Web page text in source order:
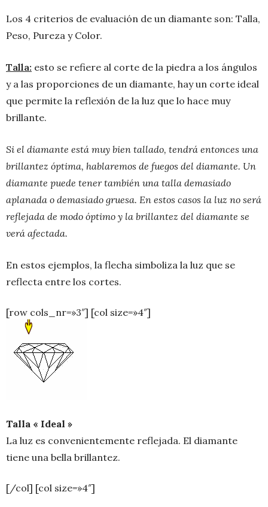
Los 4 criterios de evaluación de un diamante son: Talla,
Peso, Pureza y Color.
Talla: esto se refiere al corte de la piedra a los ángulos
y a las proporciones de un diamante, hay un corte ideal
que permite la reflexión de la luz que lo hace muy
brillante.
Si el diamante está muy bien tallado, tendrá entonces una
brillantez óptima, hablaremos de fuegos del diamante. Un
diamante puede tener también una talla demasiado
aplanada o demasiado gruesa. En estos casos la luz no será
reflejada de modo óptimo y la brillantez del diamante se
verá afectada.
En estos ejemplos, la flecha simboliza la luz que se
reflecta entre los cortes.
[row cols_nr=»3″] [col size=»4″]
Talla « Ideal »
La luz es convenientemente reflejada. El diamante
tiene una bella brillantez.
[/col] [col size=»4″]